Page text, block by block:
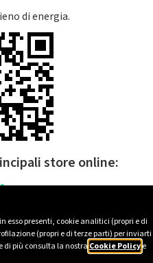
esso presenti, cookie analitici (propri e di
(propri e di terze parti) per inviarti
di più consulta la nostra Cookie Policye
di energia.
store online: